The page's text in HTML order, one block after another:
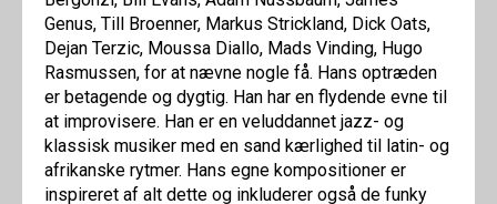
Genus, Till Broenner, Markus Strickland, Dick Oats,
Dejan Terzic, Moussa Diallo, Mads Vinding, Hugo
Rasmussen, for at nævne nogle få. Hans optræden
er betagende og dygtig. Han har en flydende evne til
at improvisere. Han er en veluddannet jazz- og
klassisk musiker med en sand kærlighed til latin- og
afrikanske rytmer. Hans egne kompositioner er
inspireret af alt dette og inkluderer også de funky